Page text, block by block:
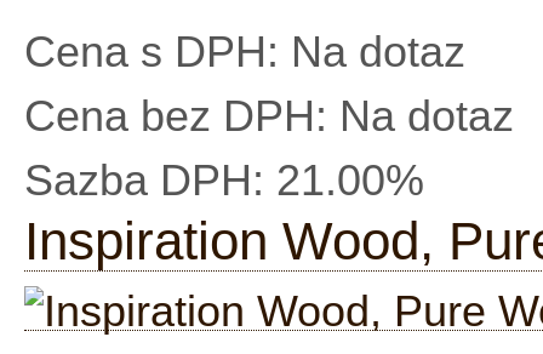
Cena s DPH: Na dotaz
Cena bez DPH: Na dotaz
Sazba DPH: 21.00%
Inspiration Wood,